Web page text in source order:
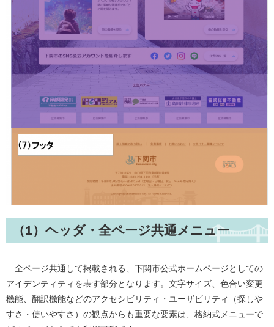
（1）ヘッダ・全ページ共通メニュー
全ページ共通して掲載される、下関市公式ホームページとしての
アイデンティティを表す部分となります。文字サイズ、色合い変更
機能、翻訳機能などのアクセシビリティ・ユーザビリティ（探しや
すさ・使いやすさ）の観点からも重要な要素は、格納式メニューで